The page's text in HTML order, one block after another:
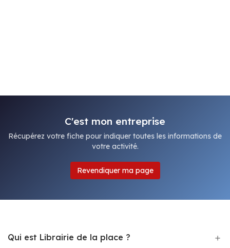
C'est mon entreprise
Récupérez votre fiche pour indiquer toutes les informations de
votre activité.
Revendiquer ma page
Qui est Librairie de la place ?